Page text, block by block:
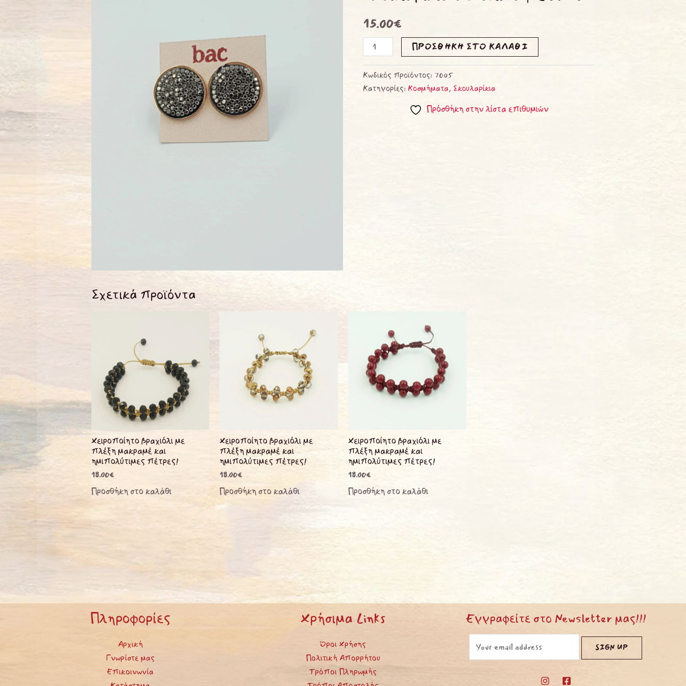
15.00€
ΠΡΟΣΘΉΚΗ ΣΤΟ ΚΑΛΆΘΙ
Κωδικός προϊόντος: 7005
Κατηγορίες: Κοσμήματα, Σκουλαρίκια
Πρόσθήκη στην λίστα επιθυμιών
Σχετικά προϊόντα
Χειροποίητο βραχιόλι με
πλέξη μακραμέ και
ημιπολύτιμες πέτρες!
18.00€
Προσθήκη στο καλάθι
Χειροποίητο βραχιόλι με
πλέξη μακραμέ και
ημιπολύτιμες πέτρες!
18.00€
Προσθήκη στο καλάθι
Χειροποίητο βραχιόλι με
πλέξη μακραμέ και
ημιπολύτιμες πέτρες!
18.00€
Προσθήκη στο καλάθι
Πληροφορίες
Αρχική
Γνωρίστε μας
Επικοινωνία
Χρήσιμα Links
Όροι Χρήσης
Πολιτική Απορρήτου
Τρόποι Πληρωμής
Εγγραφείτε στο Newsletter μας!!!